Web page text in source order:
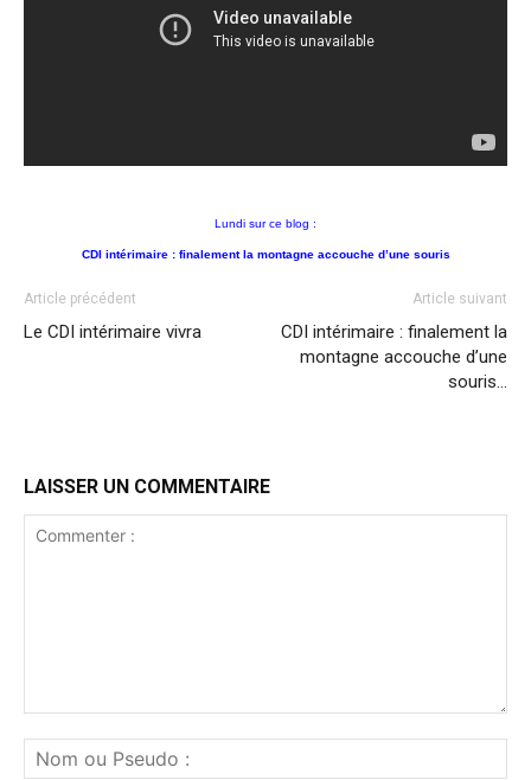
Lundi sur ce blog :
CDI intérimaire : finalement la montagne accouche d’une souris
Article précédent
Le CDI intérimaire vivra
Article suivant
CDI intérimaire : finalement la
montagne accouche d’une
souris…
LAISSER UN COMMENTAIRE